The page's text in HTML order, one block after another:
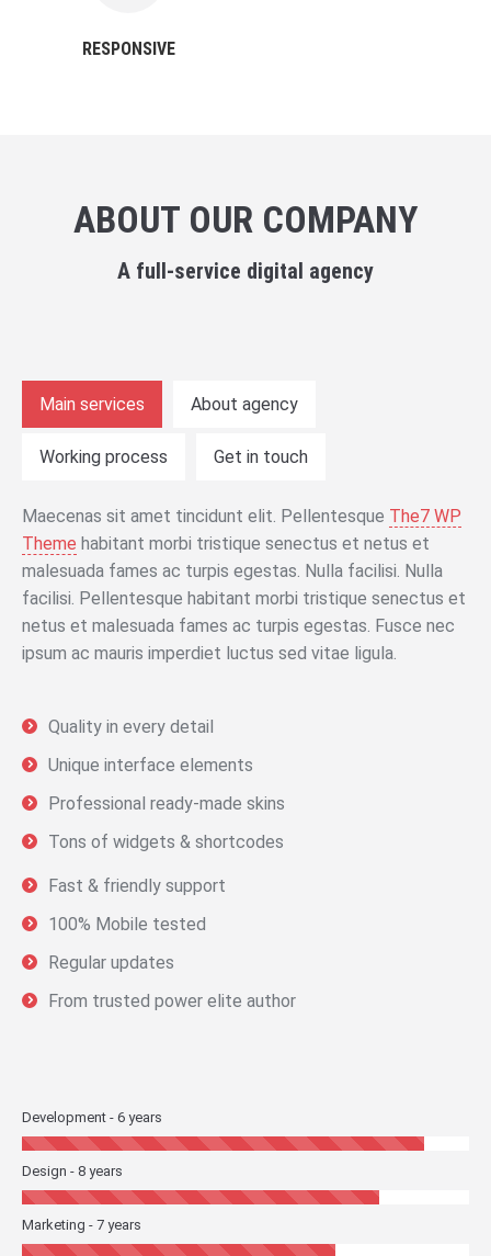
RESPONSIVE
ABOUT OUR COMPANY
A full-service digital agency
Main services About agency
Working process Get in touch
Maecenas sit amet tincidunt elit. Pellentesque The7 WP
Theme habitant morbi tristique senectus et netus et
malesuada fames ac turpis egestas. Nulla facilisi. Nulla
facilisi. Pellentesque habitant morbi tristique senectus et
netus et malesuada fames ac turpis egestas. Fusce nec
ipsum ac mauris imperdiet luctus sed vitae ligula.
Quality in every detail
Unique interface elements
Professional ready-made skins
Tons of widgets & shortcodes
Fast & friendly support
100% Mobile tested
Regular updates
From trusted power elite author
Development - 6 years
Design - 8 years
Marketing - 7 years